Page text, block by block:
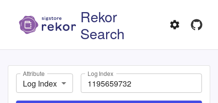
Rekor
Search
Attribute
Log Index
Log Index